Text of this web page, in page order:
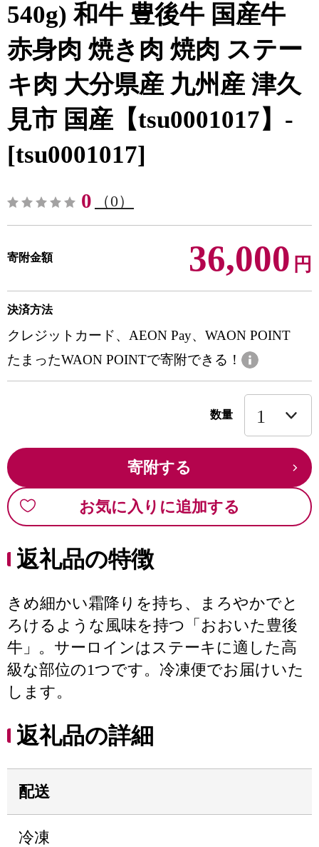
540g) 和牛 豊後牛 国産牛
赤身肉 焼き肉 焼肉 ステー
キ肉 大分県産 九州産 津久
見市 国産【tsu0001017】-
[tsu0001017]
0 （0）
寄附金額 36,000 円
決済方法
クレジットカード、AEON Pay、WAON POINT
たまったWAON POINTで寄附できる！
数量
寄附する
お気に入りに追加する
返礼品の特徴
きめ細かい霜降りを持ち、まろやかでと
ろけるような風味を持つ「おおいた豊後
牛」。サーロインはステーキに適した高
級な部位の1つです。冷凍便でお届けいた
します。
返礼品の詳細
配送
冷凍